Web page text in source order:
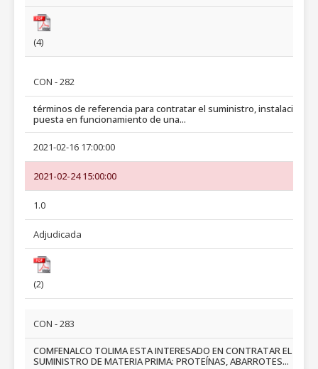
(4)
CON - 282
términos de referencia para contratar el suministro, instalación y
puesta en funcionamiento de una...
2021-02-16 17:00:00
2021-02-24 15:00:00
1.0
Adjudicada
(2)
CON - 283
COMFENALCO TOLIMA ESTA INTERESADO EN CONTRATAR EL
SUMINISTRO DE MATERIA PRIMA: PROTEÍNAS, ABARROTES...